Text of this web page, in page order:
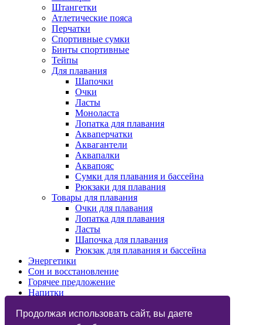
Продолжая использовать сайт, вы даете
Штангетки
Атлетические пояса
Перчатки
Спортивные сумки
Бинты спортивные
Тейпы
Для плавания
Шапочки
Очки
Ласты
Моноласта
Лопатка для плавания
Акваперчатки
Аквагантели
Аквапалки
Аквапояс
Сумки для плавания и бассейна
Рюкзаки для плавания
Товары для плавания
Очки для плавания
Лопатка для плавания
Ласты
Шапочка для плавания
Рюкзак для плавания и бассейна
Энергетики
Сон и восстановление
Горячее предложение
Напитки
Назначения